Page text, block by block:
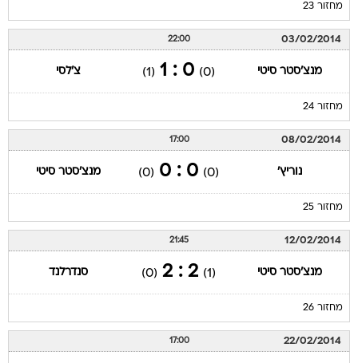
מחזור 23
03/02/2014
22:00
מנצ'סטר סיטי (0)
0 : 1
(1) צ'לסי
מחזור 24
08/02/2014
17:00
נוריץ' (0)
0 : 0
(0) מנצ'סטר סיטי
מחזור 25
12/02/2014
21:45
מנצ'סטר סיטי (1)
2 : 2
(0) סנדרלנד
מחזור 26
22/02/2014
17:00